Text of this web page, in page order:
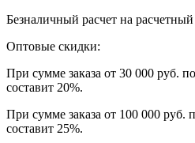
Безналичный расчет на
Оптовые скидки:
При сумме заказа от 30 000 руб.
составит 20%.
При сумме заказа от 100 000 руб.
составит 25%.